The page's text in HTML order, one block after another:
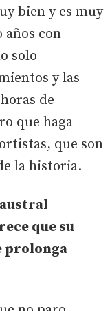
bien y es muy
años con
solo
y las
de
que haga
que son
la historia.
que su
prolonga